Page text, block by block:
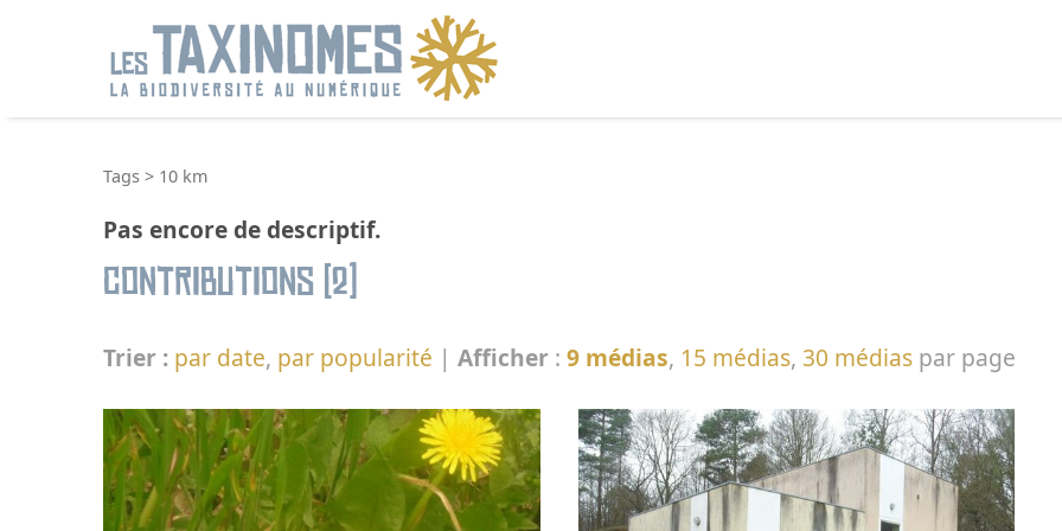
Tags > 10 km
Pas encore de descriptif.
Contributions (2)
Trier : par date, par popularité | Afficher : 9 médias, 15 médias, 30 médias par page